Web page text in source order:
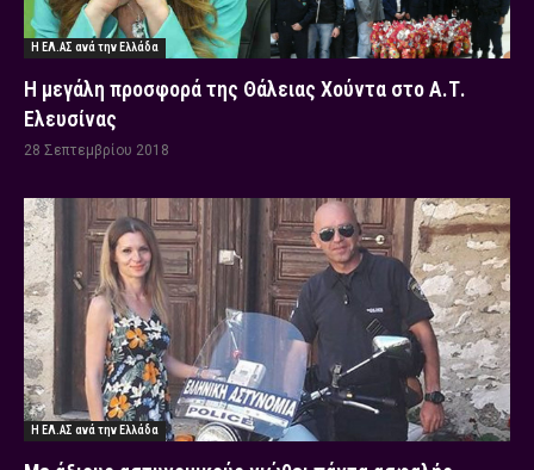
Η ΕΛ.ΑΣ ανά την Ελλάδα
Η μεγάλη προσφορά της Θάλειας Χούντα στο Α.Τ.
Ελευσίνας
28 Σεπτεμβρίου 2018
Η ΕΛ.ΑΣ ανά την Ελλάδα